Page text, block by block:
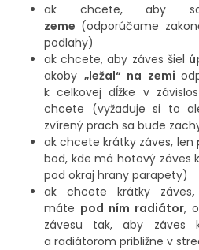
ak chcete, aby
zeme (odporúčame
podlahy)
ak chcete, aby záves šiel
akoby „ležal“ na zemi
k celkovej dĺžke v
chcete (vyžaduje si to
zvírený prach sa bude
ak chcete krátky záves, len
bod, kde má hotový záves
pod okraj hrany parapety)
ak chcete krátky záves
máte pod ním radiátor,
závesu tak, aby záves
a radiátorom približne v